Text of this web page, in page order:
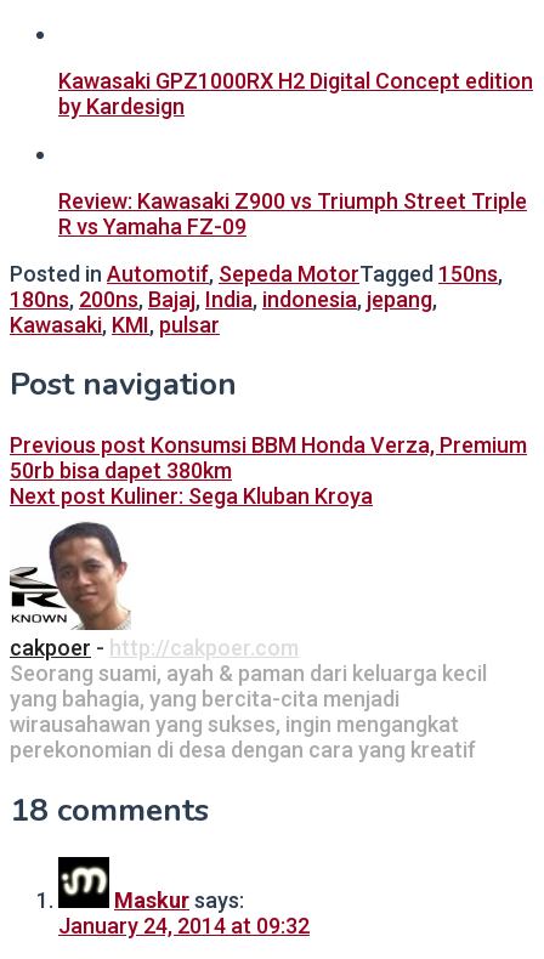
Kawasaki GPZ1000RX H2 Digital Concept edition
by Kardesign
Review: Kawasaki Z900 vs Triumph Street Triple
R vs Yamaha FZ-09
Posted in Automotif, Sepeda MotorTagged 150ns,
180ns, 200ns, Bajaj, India, indonesia, jepang,
Kawasaki, KMI, pulsar
Post navigation
Previous post Konsumsi BBM Honda Verza, Premium
50rb bisa dapet 380km
Next post Kuliner: Sega Kluban Kroya
cakpoer - http://cakpoer.com
Seorang suami, ayah & paman dari keluarga kecil
yang bahagia, yang bercita-cita menjadi
wirausahawan yang sukses, ingin mengangkat
perekonomian di desa dengan cara yang kreatif
18 comments
Maskursays:
January 24, 2014 at 09:32